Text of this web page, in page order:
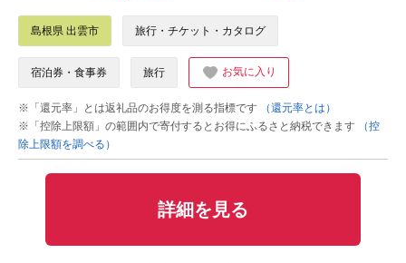
島根県 出雲市 旅行・チケット・カタログ
宿泊券・食事券 旅行 お気に入り
※「還元率」とは返礼品のお得度を測る指標です
（還元率とは）
※「控除上限額」の範囲内で寄付するとお得にふるさと納税できます
（控
除上限額を調べる）
詳細を見る